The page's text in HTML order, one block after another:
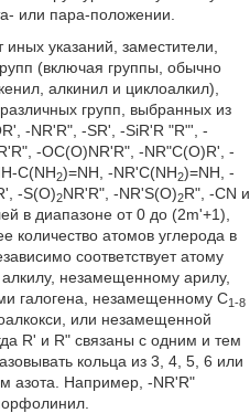
или пара-положении.
указаний, заместители,
(включая группы, обычно
алкинил и циклоалкил),
групп, выбранных из
-NR'R", -SR', -SiR'R "R"', -
-OC(O)NR'R", -NR"C(O)R', -
C(NH2)=NH, -NR'C(NH2)=NH, -
-S(O)2NR'R", -NR'S(O)2R", -CN и
в диапазоне от 0 до (2m'+1),
количество атомов углерода в
соответствует атому
незамещенному арилу,
галогена, незамещенному C1-8
или незамещенной
R' и R" связаны с одним и тем
кольца из 3, 4, 5, 6 или
азота. Например, -NR'R"